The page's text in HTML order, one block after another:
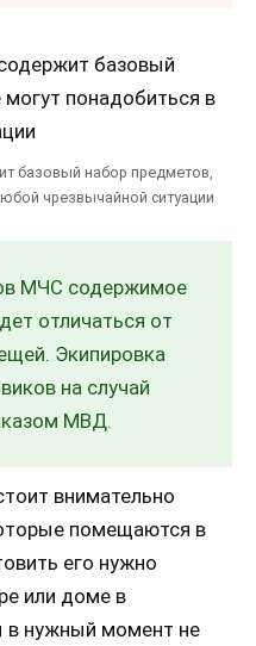
базовый набор предметов,
чрезвычайной ситуации
МЧС содержимое
отличаться от
Экипировка
на случай
МВД.
внимательно
помещаются в
его нужно
или доме в
в нужный момент не